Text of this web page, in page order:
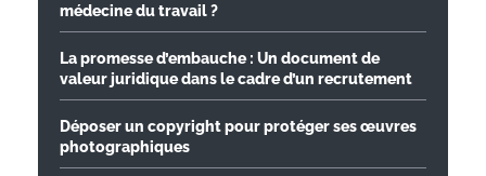
médecine du travail ?
La promesse d’embauche : Un document de
valeur juridique dans le cadre d’un recrutement
Déposer un copyright pour protéger ses œuvres
photographiques